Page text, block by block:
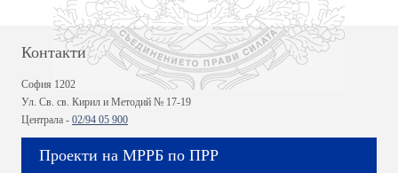
Контакти
София 1202
Ул. Св. св. Кирил и Методий № 17-19
Централа - 02/94 05 900
Проекти на МРРБ по ПРР